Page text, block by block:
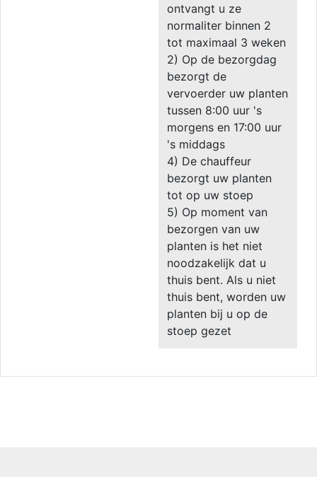
ontvangt u ze
normaliter binnen 2
tot maximaal 3 weken
2) Op de bezorgdag
bezorgt de
vervoerder uw planten
tussen 8:00 uur 's
morgens en 17:00 uur
's middags
4) De chauffeur
bezorgt uw planten
tot op uw stoep
5) Op moment van
bezorgen van uw
planten is het niet
noodzakelijk dat u
thuis bent. Als u niet
thuis bent, worden uw
planten bij u op de
stoep gezet